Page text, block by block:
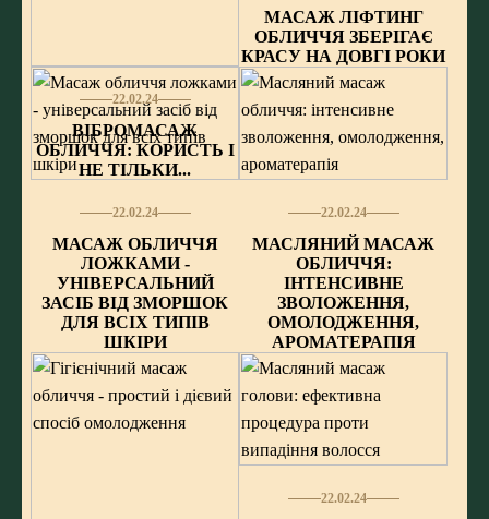
22.02.24
ВІБРОМАСАЖ
ОБЛИЧЧЯ: КОРИСТЬ І
НЕ ТІЛЬКИ...
МАСАЖ ЛІФТИНГ
ОБЛИЧЧЯ ЗБЕРІГАЄ
КРАСУ НА ДОВГІ РОКИ
22.02.24
МАСАЖ ОБЛИЧЧЯ
ЛОЖКАМИ -
УНІВЕРСАЛЬНИЙ
ЗАСІБ ВІД ЗМОРШОК
ДЛЯ ВСІХ ТИПІВ
ШКІРИ
22.02.24
МАСЛЯНИЙ МАСАЖ
ОБЛИЧЧЯ:
ІНТЕНСИВНЕ
ЗВОЛОЖЕННЯ,
ОМОЛОДЖЕННЯ,
АРОМАТЕРАПІЯ
22.02.24